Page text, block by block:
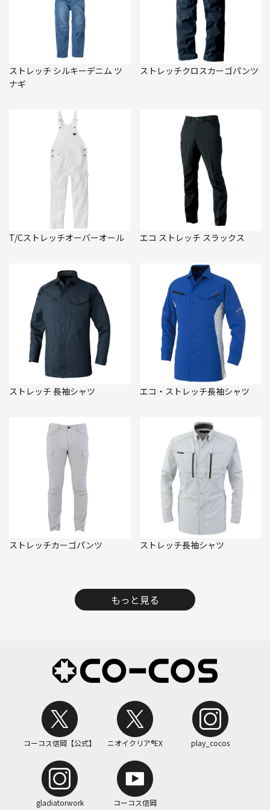
ストレッチ シルキーデニム ツ
ナギ
ストレッチクロスカーゴパンツ
T/Cストレッチオーバーオール エコ ストレッチ スラックス
ストレッチ 長袖シャツ エコ・ストレッチ長袖シャツ
ストレッチカーゴパンツ ストレッチ長袖シャツ
もっと見る
コーコス信岡【公式】 ニオイクリア®EX play_cocos
gladiatorwork コーコス信岡